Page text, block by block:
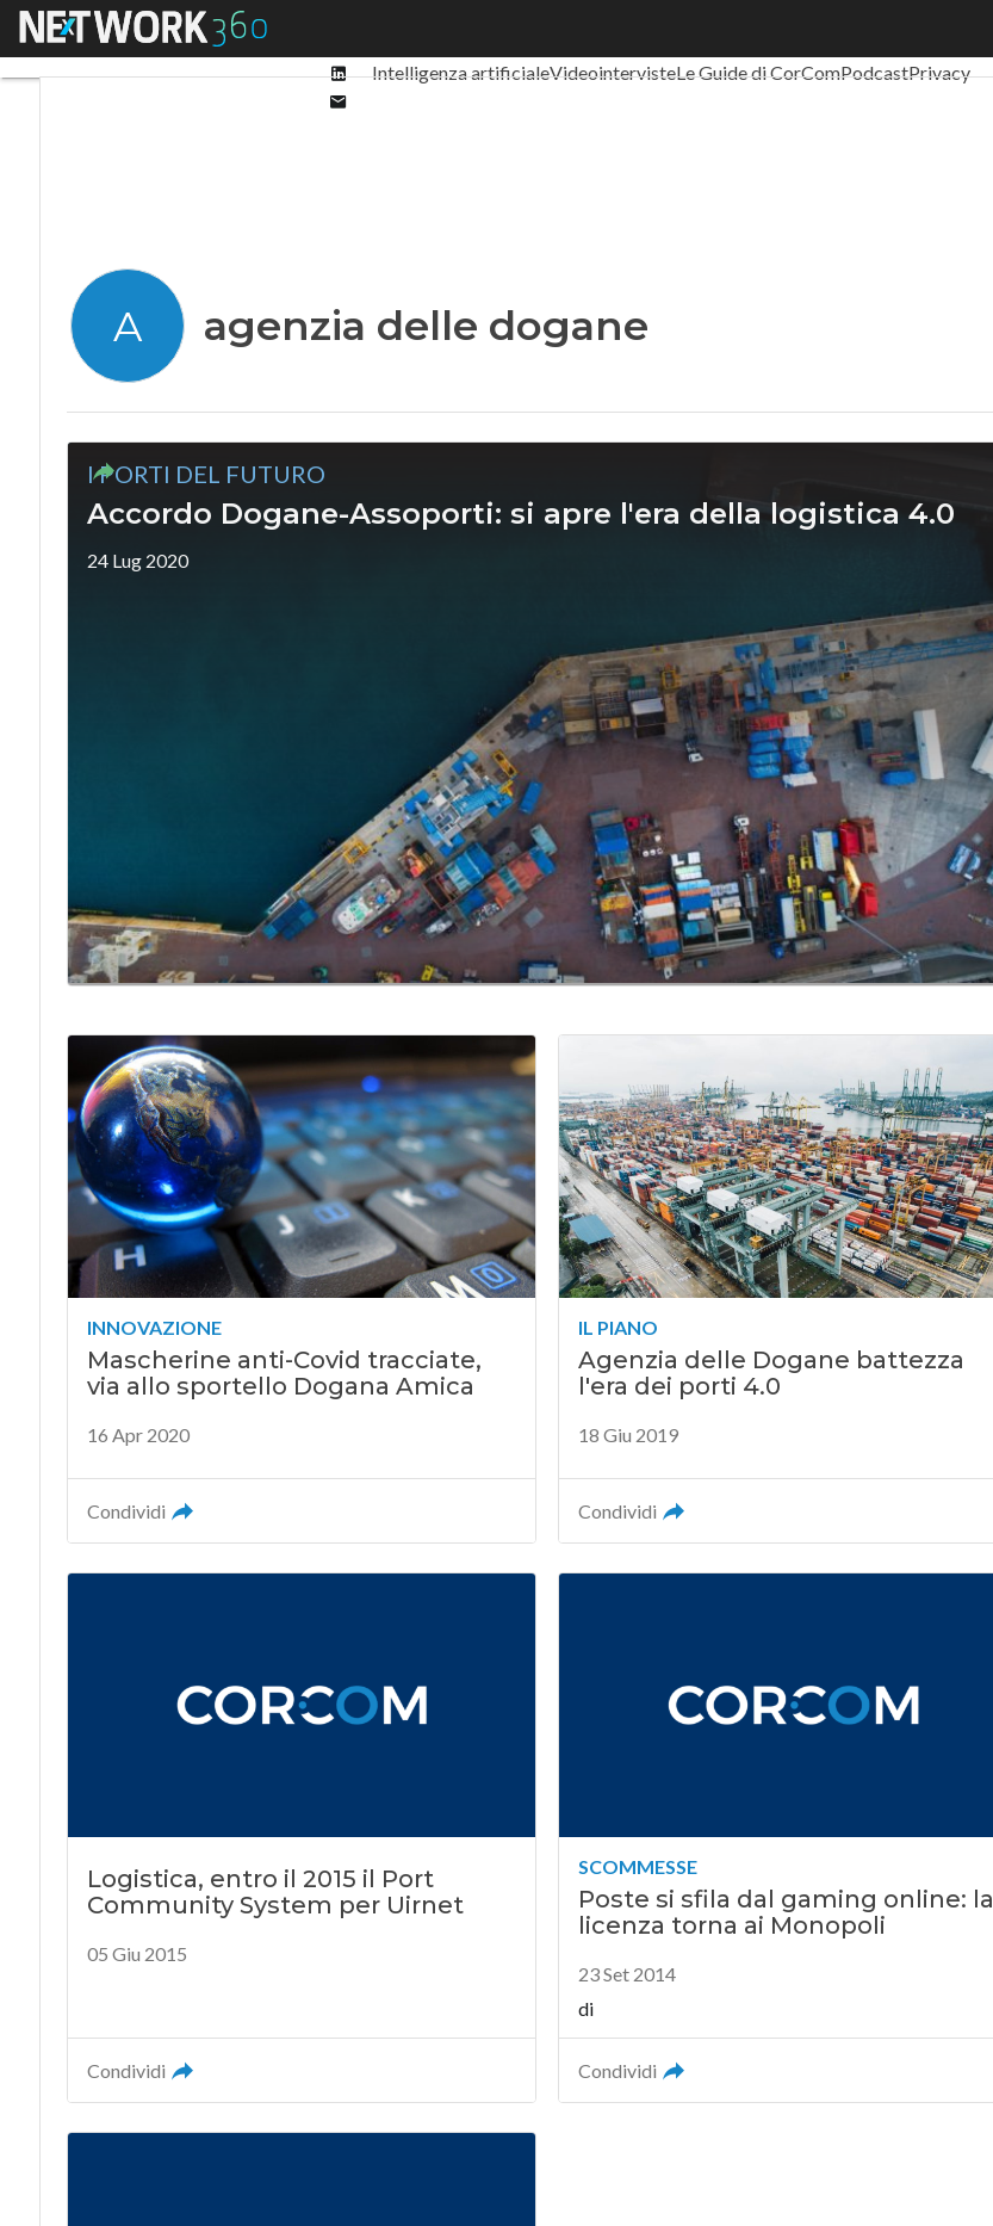
Menu
Linkedin
Intelligenza artificialeVideointervisteLe Guide di CorComPodcastPrivacy
A agenzia delle dogane
I PORTI DEL FUTURO
Accordo Dogane-Assoporti: si apre l'era della logistica 4.0
24 Lug 2020
INNOVAZIONE
Mascherine anti-Covid tracciate,
via allo sportello Dogana Amica
16 Apr 2020
Condividi
IL PIANO
Agenzia delle Dogane battezza
l'era dei porti 4.0
18 Giu 2019
Condividi
Logistica, entro il 2015 il Port
Community System per Uirnet
05 Giu 2015
Condividi
SCOMMESSE
Poste si sfila dal gaming online: la
licenza torna ai Monopoli
23 Set 2014
di
Condividi